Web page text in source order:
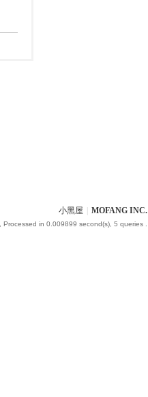
小黑屋 MOFANG INC.
, Processed in 0.009899 second(s), 5 queries .